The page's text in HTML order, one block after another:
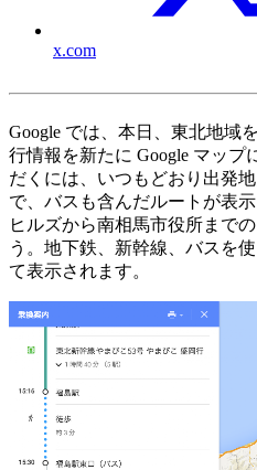
x.com
Google では、本日、東北地域
行情報を新たに Google マップ
だくには、いつもどおり出発
で、バスも含んだルートが表
ヒルズから南相馬市役所までの
う。地下鉄、新幹線、バスを
て表示されます。